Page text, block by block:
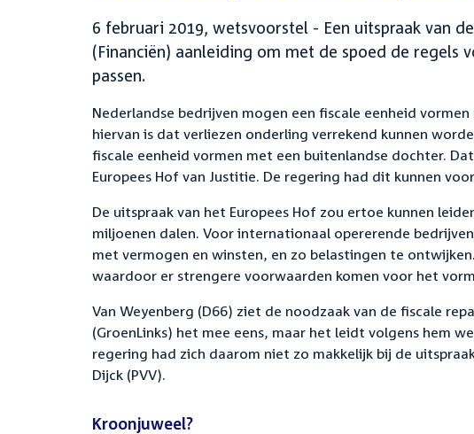
6 februari 2019, wetsvoorstel - Een uitspraak van
(Financiën) aanleiding om met de spoed de regels
passen.
Nederlandse bedrijven mogen een fiscale eenheid
hiervan is dat verliezen onderling verrekend kunnen
fiscale eenheid vormen met een buitenlandse dochter.
Europees Hof van Justitie. De regering had dit kunnen
De uitspraak van het Europees Hof zou ertoe kunnen
miljoenen dalen. Voor internationaal opererende
met vermogen en winsten, en zo belastingen te
waardoor er strengere voorwaarden komen voor het
Van Weyenberg (D66) ziet de noodzaak van de fiscale
(GroenLinks) het mee eens, maar het leidt volgens hem
regering had zich daarom niet zo makkelijk bij de
Dijck (PVV).
Kroonjuweel?